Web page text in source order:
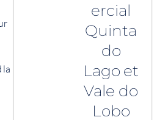
la
ercial
Quinta
do
Lago et
Vale do
Lobo